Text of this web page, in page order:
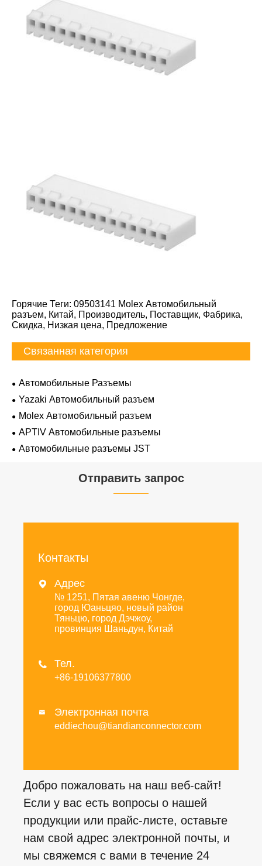
Горячие Теги: 09503141 Molex Автомобильный
разъем, Китай, Производитель, Поставщик, Фабрика,
Скидка, Низкая цена, Предложение
Связанная категория
Автомобильные Разъемы
Yazaki Автомобильный разъем
Molex Автомобильный разъем
APTIV Автомобильные разъемы
Автомобильные разъемы JST
Отправить запрос
Контакты
 Адрес
№ 1251, Пятая авеню Чонгде,
город Юаньцяо, новый район
Тяньцю, город Дэчжоу,
провинция Шаньдун, Китай
 Тел.
+86-19106377800
 Электронная почта
eddiechou@tiandianconnector.com
Добро пожаловать на наш веб-сайт!
Если у вас есть вопросы о нашей
продукции или прайс-листе, оставьте
нам свой адрес электронной почты, и
мы свяжемся с вами в течение 24